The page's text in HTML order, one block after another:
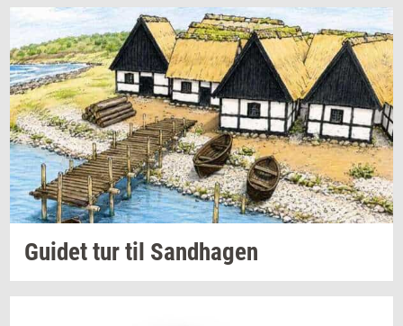
Gu­i­dettur til Sand­ha­gen